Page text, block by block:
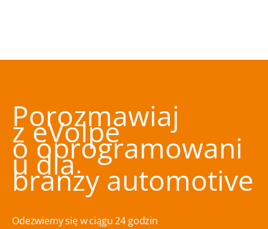
Porozmawiaj
z eVolpe
o oprogramowani
u dla
branży automotive
Odezwiemy się w ciągu 24 godzin